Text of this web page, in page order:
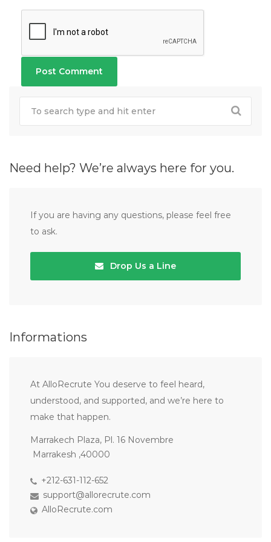
Need help? We’re always here for you.
If you are having any questions, please feel free
to ask.
Drop Us a Line
Informations
At AlloRecrute You deserve to feel heard,
understood, and supported, and we’re here to
make that happen.
Marrakech Plaza, Pl. 16 Novembre
Marrakesh ,40000
+212-631-112-652
support@allorecrute.com
AlloRecrute.com